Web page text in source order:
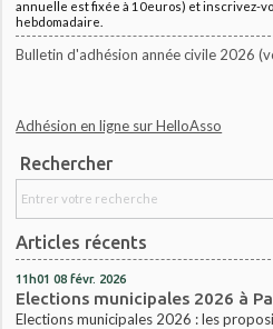
annuelle est fixée à 10euros) et inscrivez-
hebdomadaire.
Bulletin d'adhésion année civile 2026
Adhésion en ligne sur HelloAsso
Rechercher
Articles récents
11h01 08 févr. 2026
Elections municipales 2026 à
Elections municipales 2026 : les